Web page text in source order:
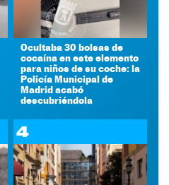
Ocultaba 30 bolsas de
cocaína en este elemento
para niños de su coche: la
Policía Municipal de
Madrid acabó
descubriéndola
4